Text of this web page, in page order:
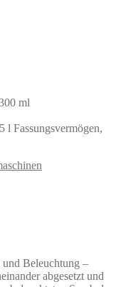
ml
l Fassungsvermögen,
und Beleuchtung –
abgesetzt und